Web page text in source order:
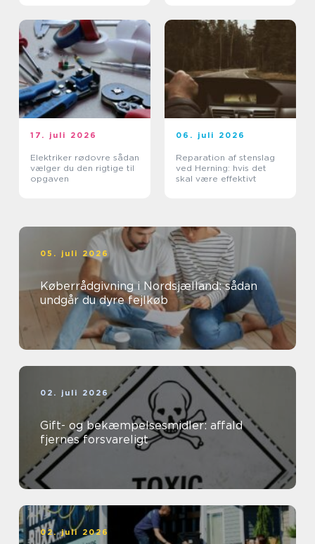
17. juli 2026
Elektriker rødovre sådan
vælger du den rigtige til
opgaven
06. juli 2026
Reparation af stenslag
ved Herning: hvis det
skal være effektivt
05. juli 2026
Køberrådgivning i Nordsjælland: sådan
undgår du dyre fejlkøb
02. juli 2026
Gift- og bekæmpelsesmidler: affald
fjernes forsvareligt
02. juli 2026